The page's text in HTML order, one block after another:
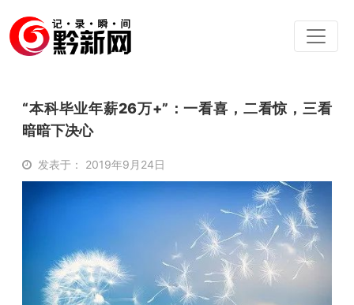
“本科毕业年薪26万+”：一看喜，二看惊，三看
暗暗下决心
发表于： 2019年9月24日